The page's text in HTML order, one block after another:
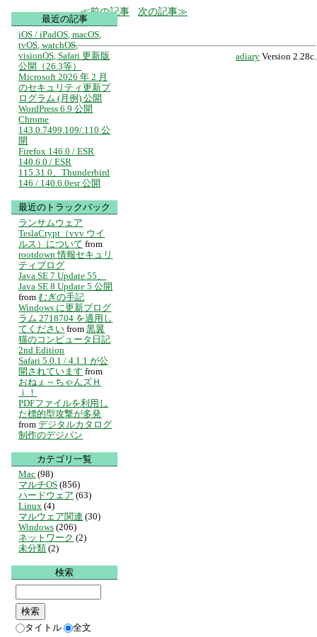
前の記事 次の記事
adiary Version 2.28c.
最近の記事
iOS / iPadOS, macOS,
tvOS, watchOS,
visionOS, Safari 更新版
公開（26.3等）
Microsoft 2026 年 2 月
のセキュリティ更新プ
ログラム (月例) 公開
WordPress 6.9 公開
Chrome
143.0.7499.109/.110 公
開
Firefox 146.0 / ESR
140.6.0 / ESR
115.31.0、Thunderbird
146 / 140.6.0esr 公開
最近のトラックバック
ランサムウェア
TeslaCrypt（vvv ウイ
ルス）について from
rootdown 情報セキュリ
ティブログ
Java SE 7 Update 55、
Java SE 8 Update 5 公開
from むぎの手記
Windows に更新プログ
ラム 2718704 を適用し
てください from 黒翼
猫のコンピュータ日記
2nd Edition
Safari 5.0.1 / 4.1.1 が公
開されています from
おねぇ～ちゃんズＨ
ｉ！
PDFファイルを利用し
た標的型攻撃が多発
from デジタルカタログ
制作のデジパン
カテゴリ一覧
Mac (98)
マルチOS (856)
ハードウェア (63)
Linux (4)
マルウェア関連 (30)
Windows (206)
ネットワーク (2)
未分類 (2)
検索
タイトル 全文